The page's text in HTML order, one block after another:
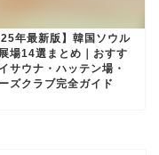
年最新版】韓国ソウル
場14選まとめ｜おすす
サウナ・ハッテン場・
ズクラブ完全ガイド